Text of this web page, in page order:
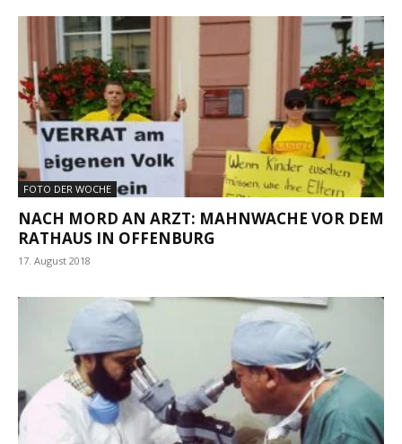
FOTO DER WOCHE
NACH MORD AN ARZT: MAHNWACHE VOR DEM
RATHAUS IN OFFENBURG
17. August 2018